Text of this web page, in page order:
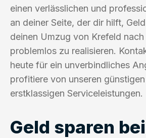
einen verlässlichen und
an deiner Seite, der dir hilft,
deinen Umzug von Krefeld
problemlos zu realisieren.
heute für ein unverbindliches
profitiere von unseren
erstklassigen Serviceleistungen.
Geld sparen